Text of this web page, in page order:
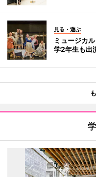
見る・遊ぶ
ミュージカ
学2年生も出